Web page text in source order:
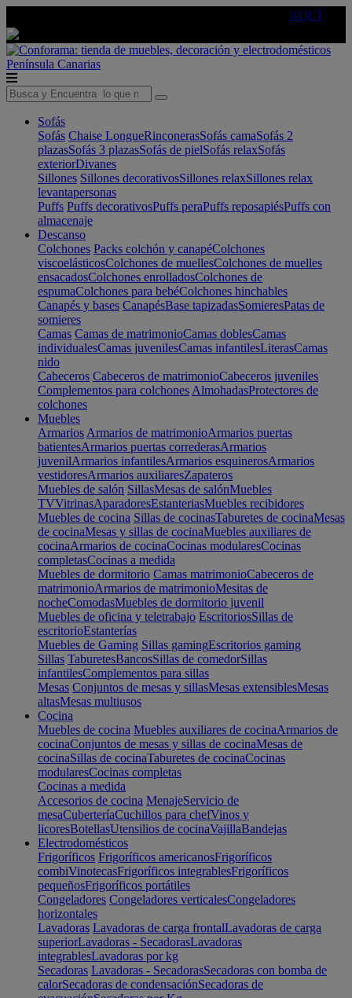
AQUÍ
Península Canarias
Sofás
Sofás Chaise LongueRinconerasSofás camaSofás 2
plazasSofás 3 plazasSofás de pielSofás relaxSofás
exteriorDivanes
Sillones Sillones decorativosSillones relaxSillones relax
levantapersonas
Puffs Puffs decorativosPuffs peraPuffs reposapiésPuffs con
almacenaje
Descanso
Colchones Packs colchón y canapéColchones
viscoelásticosColchones de muellesColchones de muelles
ensacadosColchones enrolladosColchones de
espumaColchones para bebéColchones hinchables
Canapés y bases CanapésBase tapizadasSomieresPatas de
somieres
Camas Camas de matrimonioCamas doblesCamas
individualesCamas juvenilesCamas infantilesLiterasCamas
nido
Cabeceros Cabeceros de matrimonioCabeceros juveniles
Complementos para colchones AlmohadasProtectores de
colchones
Muebles
Armarios Armarios de matrimonioArmarios puertas
batientesArmarios puertas correderasArmarios
juvenilArmarios infantilesArmarios esquinerosArmarios
vestidoresArmarios auxiliaresZapateros
Muebles de salón SillasMesas de salónMuebles
TVVitrinasAparadoresEstanteriasMuebles recibidores
Muebles de cocina Sillas de cocinasTaburetes de cocinaMesas
de cocinaMesas y sillas de cocinaMuebles auxiliares de
cocinaArmarios de cocinaCocinas modularesCocinas
completasCocinas a medida
Muebles de dormitorio Camas matrimonioCabeceros de
matrimonioArmarios de matrimonioMesitas de
nocheComodasMuebles de dormitorio juvenil
Muebles de oficina y teletrabajo EscritoriosSillas de
escritorioEstanterías
Muebles de Gaming Sillas gamingEscritorios gaming
Sillas TaburetesBancosSillas de comedorSillas
infantilesComplementos para sillas
Mesas Conjuntos de mesas y sillasMesas extensiblesMesas
altasMesas multiusos
Cocina
Muebles de cocina Muebles auxiliares de cocinaArmarios de
cocinaConjuntos de mesas y sillas de cocinaMesas de
cocinaSillas de cocinaTaburetes de cocinaCocinas
modularesCocinas completas
Cocinas a medida
Accesorios de cocina MenajeServicio de
mesaCuberteríaCuchillos para chefVinos y
licoresBotellasUtensilios de cocinaVajillaBandejas
Electrodomésticos
Frigoríficos Frigoríficos americanosFrigoríficos
combiVinotecasFrigoríficos integrablesFrigoríficos
pequeñosFrigoríficos portátiles
Congeladores Congeladores verticalesCongeladores
horizontales
Lavadoras Lavadoras de carga frontalLavadoras de carga
superiorLavadoras - SecadorasLavadoras
integrablesLavadoras por kg
Secadoras Lavadoras - SecadorasSecadoras con bomba de
calorSecadoras de condensaciónSecadoras de